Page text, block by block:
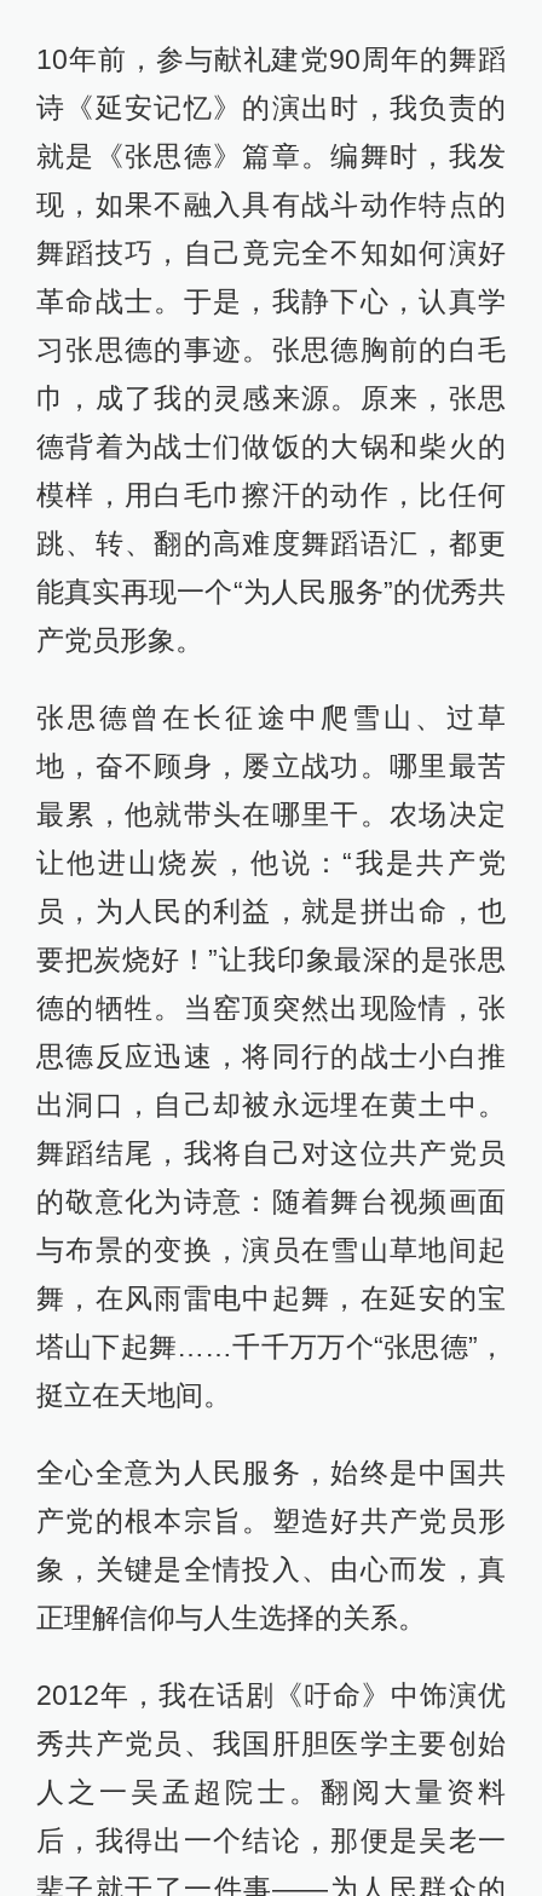
10年前，参与献礼建党90周年的舞蹈
诗《延安记忆》的演出时，我负责的
就是《张思德》篇章。编舞时，我发
现，如果不融入具有战斗动作特点的
舞蹈技巧，自己竟完全不知如何演好
革命战士。于是，我静下心，认真学
习张思德的事迹。张思德胸前的白毛
巾，成了我的灵感来源。原来，张思
德背着为战士们做饭的大锅和柴火的
模样，用白毛巾擦汗的动作，比任何
跳、转、翻的高难度舞蹈语汇，都更
能真实再现一个“为人民服务”的优秀共
产党员形象。
张思德曾在长征途中爬雪山、过草
地，奋不顾身，屡立战功。哪里最苦
最累，他就带头在哪里干。农场决定
让他进山烧炭，他说：“我是共产党
员，为人民的利益，就是拼出命，也
要把炭烧好！”让我印象最深的是张思
德的牺牲。当窑顶突然出现险情，张
思德反应迅速，将同行的战士小白推
出洞口，自己却被永远埋在黄土中。
舞蹈结尾，我将自己对这位共产党员
的敬意化为诗意：随着舞台视频画面
与布景的变换，演员在雪山草地间起
舞，在风雨雷电中起舞，在延安的宝
塔山下起舞……千千万万个“张思德”，
挺立在天地间。
全心全意为人民服务，始终是中国共
产党的根本宗旨。塑造好共产党员形
象，关键是全情投入、由心而发，真
正理解信仰与人生选择的关系。
2012年，我在话剧《吁命》中饰演优
秀共产党员、我国肝胆医学主要创始
人之一吴孟超院士。翻阅大量资料
后，我得出一个结论，那便是吴老一
辈子就干了一件事——为人民群众的